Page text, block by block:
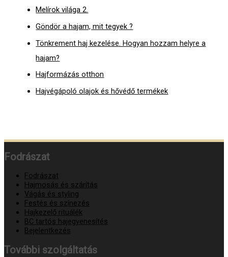
Melírok világa 2.
Göndör a hajam, mit tegyek ?
Tönkrement haj kezelése. Hogyan hozzam helyre a
hajam?
Hajformázás otthon
Hajvégápoló olajok és hővédő termékek
Fodrászat
Fodrászat
Hajmosás és szárítás
Vágás és styling
Festés és színezés
Hajkezelő rituálék
BC tartós hajegyenesítés
Bejelentkezés
További szolgáltatás